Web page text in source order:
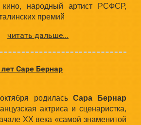
кино, народный артист РСФСР,
премий
читать дальше...
лет Саре Бернар
родилась Сара Бернар
актриса и сценаристка,
XX века «самой знаменитой